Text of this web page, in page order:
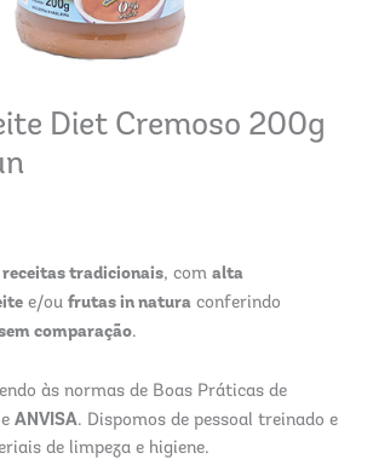
Diet Cremoso 200g
receitas tradicionais, com alta
e/ou frutas in natura conferindo
comparação.
às normas de Boas Práticas de
e ANVISA. Dispomos de pessoal treinado e
de limpeza e higiene.